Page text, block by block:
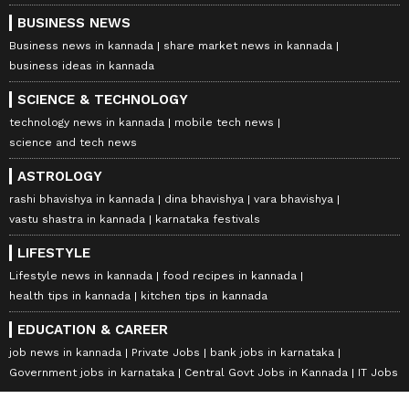
BUSINESS NEWS
Business news in kannada
share market news in kannada
business ideas in kannada
SCIENCE & TECHNOLOGY
technology news in kannada
mobile tech news
science and tech news
ASTROLOGY
rashi bhavishya in kannada dina bhavishya
vara bhavishya
vastu shastra in kannada
karnataka festivals
LIFESTYLE
Lifestyle news in kannada
food recipes in kannada
health tips in kannada
kitchen tips in kannada
EDUCATION & CAREER
job news in kannada Private Jobs
bank jobs in karnataka
Government jobs in karnataka
Central Govt Jobs in Kannada IT Jobs